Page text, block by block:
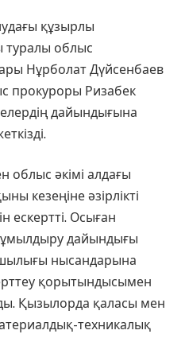
құзырлы
туралы облыс
Нұрболат Дүйсенбаев
прокуроры Ризабек
дайындығына
облыс әкімі алдағы
кезеңіне әзірлікті
ескертті. Осыған
дайындығы
нысандарына
қорытындысымен
Қызылорда қаласы мен
техникалық